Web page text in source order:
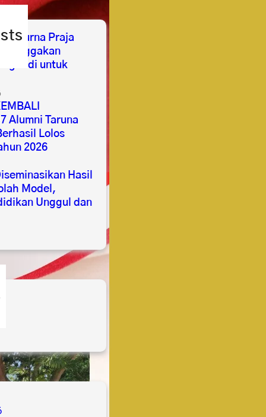
Purna Praja
untuk
Alumni Taruna
Lolos
2026
Hasil
Model,
Unggul dan